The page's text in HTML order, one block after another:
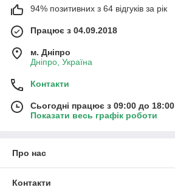
MASTER Natural Stone
MASTER Light Slate
94% позитивних з 64 відгуків за рік
Працює з 04.09.2018
м. Дніпро
Дніпро, Україна
Контакти
Сьогодні працює з 09:00 до 18:00
Показати весь графік роботи
Про нас
Контакти